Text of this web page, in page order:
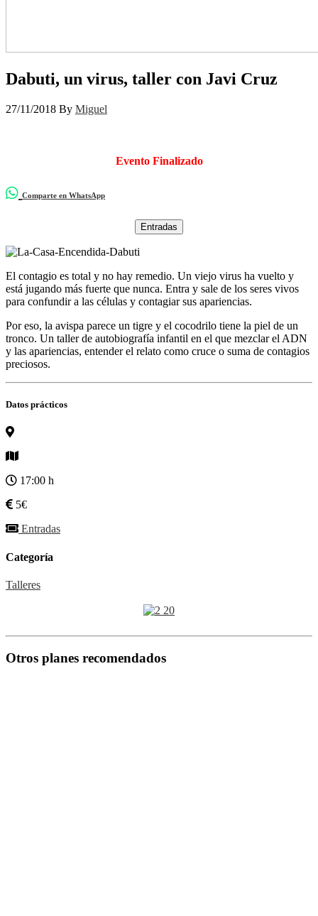
Dabuti, un virus, taller con Javi Cruz
27/11/2018 By Miguel
Evento Finalizado
Comparte en WhatsApp
Entradas
El contagio es total y no hay remedio. Un viejo virus ha vuelto y
está jugando más fuerte que nunca. Entra y sale de los seres vivos
para confundir a las células y contagiar sus apariencias.
Por eso, la avispa parece un tigre y el cocodrilo tiene la piel de un
tronco. Un taller de autobiografía infantil en el que mezclar el ADN
y las apariencias, entender el relato como cruce o suma de contagios
preciosos.
Datos prácticos
17:00 h
5€
Entradas
Categoría
Talleres
Otros planes recomendados